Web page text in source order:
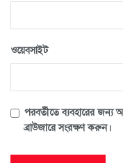
ওয়েবসাইট
পরবর্তীতে ব্যবহারের জন্য
ব্রাউজারে সংরক্ষণ করুন।